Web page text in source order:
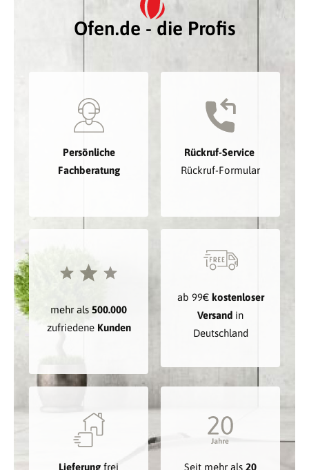
Ofen.de - die Profis
Persönliche
Fachberatung
Rückruf-Service
Rückruf-Formular
mehr als 500.000
zufriedene Kunden
ab 99€ kostenloser
Versand in
Deutschland
Lieferung frei
Seit mehr als 20